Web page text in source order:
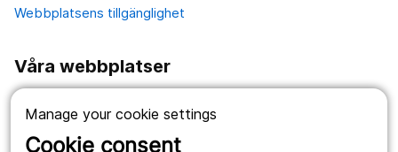
Manage your cookie settings
Cookie consent
Webbplatsens tillgänglighet
Våra webbplatser
Länstrafiken